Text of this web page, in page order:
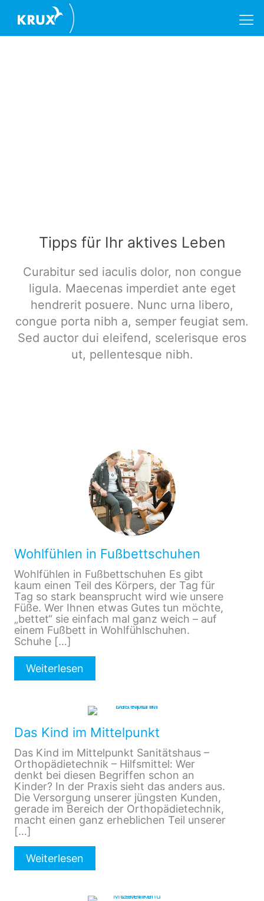
Tipps für Ihr aktives Leben
Curabitur sed iaculis dolor, non congue
ligula. Maecenas imperdiet ante eget
hendrerit posuere. Nunc urna libero,
congue porta nibh a, semper feugiat sem.
Sed auctor dui eleifend, scelerisque eros
ut, pellentesque nibh.
Wohlfühlen in Fußbettschuhen
Wohlfühlen in Fußbettschuhen Es gibt
kaum einen Teil des Körpers, der Tag für
Tag so stark beansprucht wird wie unsere
Füße. Wer Ihnen etwas Gutes tun möchte,
„bettet“ sie einfach mal ganz weich – auf
einem Fußbett in Wohlfühlschuhen.
Schuhe […]
Weiterlesen
Das Kind im Mittelpunkt
Das Kind im Mittelpunkt Sanitätshaus –
Orthopädietechnik – Hilfsmittel: Wer
denkt bei diesen Begriffen schon an
Kinder? In der Praxis sieht das anders aus.
Die Versorgung unserer jüngsten Kunden,
gerade im Bereich der Orthopädietechnik,
macht einen ganz erheblichen Teil unserer
[…]
Weiterlesen